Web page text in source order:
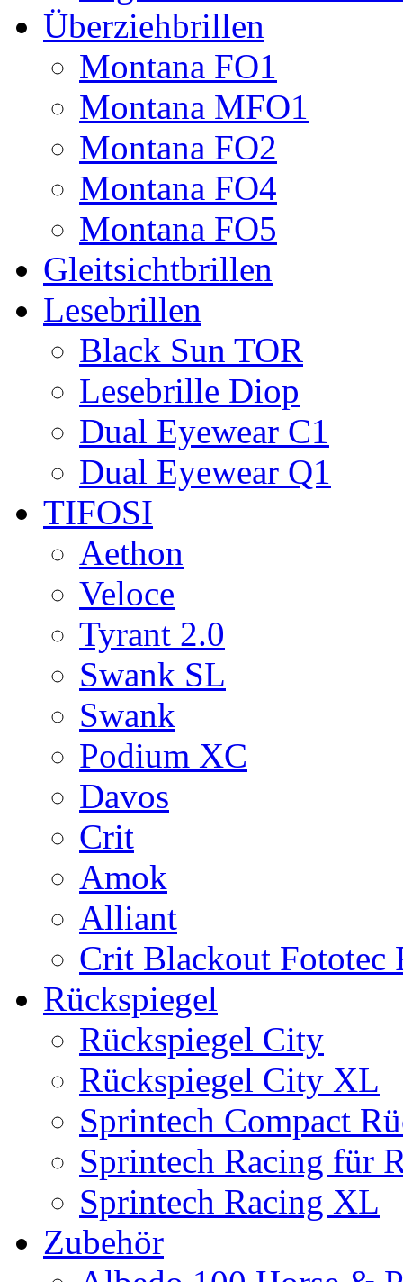
Überziehbrillen
Montana FO1
Montana MFO1
Montana FO2
Montana FO4
Montana FO5
Gleitsichtbrillen
Lesebrillen
Black Sun TOR
Lesebrille Diop
Dual Eyewear C1
Dual Eyewear Q1
TIFOSI
Aethon
Veloce
Tyrant 2.0
Swank SL
Swank
Podium XC
Davos
Crit
Amok
Alliant
Crit Blackout Fototec
Rückspiegel
Rückspiegel City
Rückspiegel City XL
Sprintech Compact
Sprintech Racing für
Sprintech Racing XL
Zubehör